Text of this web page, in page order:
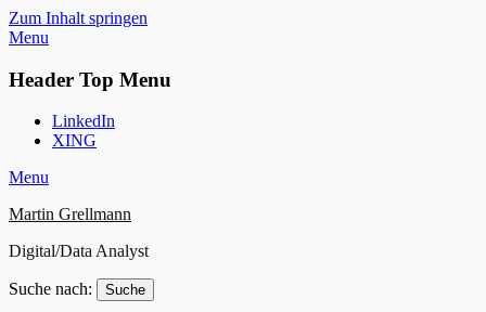
Zum Inhalt springen
Menu
Header Top Menu
LinkedIn
XING
Menu
Martin Grellmann
Digital/Data Analyst
Suche nach: